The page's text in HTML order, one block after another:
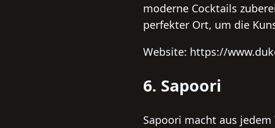
moderne Cocktails
perfekter Ort, um die
Website: https://
6. Sapoori
Sapoori macht aus